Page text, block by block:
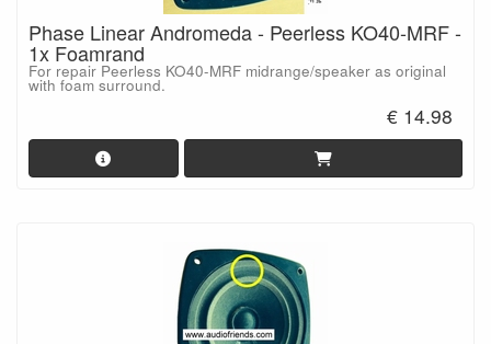
Phase Linear Andromeda - Peerless KO40-MRF -
1x Foamrand
For repair Peerless KO40-MRF midrange/speaker as original
with foam surround.
€ 14.98